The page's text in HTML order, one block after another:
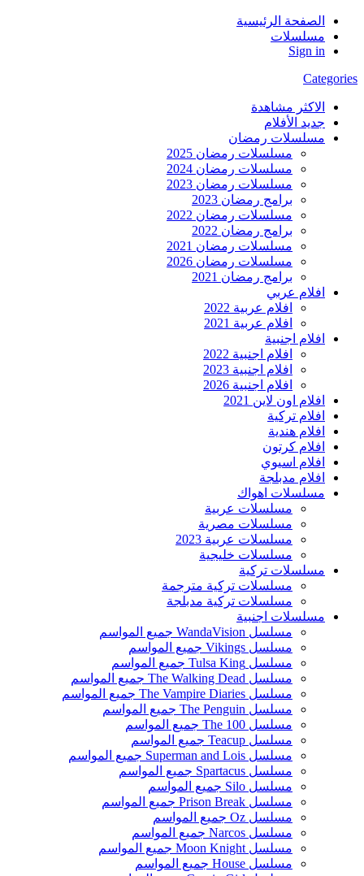
الصفحة الرئيسية
مسلسلات
Sign in
Categories
الاكثر مشاهدة
جديد الأفلام
مسلسلات رمضان
مسلسلات رمضان 2025
مسلسلات رمضان 2024
مسلسلات رمضان 2023
برامج رمضان 2023
مسلسلات رمضان 2022
برامج رمضان 2022
مسلسلات رمضان 2021
مسلسلات رمضان 2026
برامج رمضان 2021
افلام عربي
افلام عربية 2022
افلام عربية 2021
افلام اجنبية
افلام اجنبية 2022
افلام اجنبية 2023
افلام اجنبية 2026
افلام اون لاين 2021
افلام تركية
افلام هندية
افلام كرتون
افلام اسيوي
افلام مدبلجة
مسلسلات اهواك
مسلسلات عربية
مسلسلات مصرية
مسلسلات عربية 2023
مسلسلات خليجية
مسلسلات تركية
مسلسلات تركية مترجمة
مسلسلات تركية مدبلجة
مسلسلات اجنبية
مسلسل WandaVision جميع المواسم
مسلسل Vikings جميع المواسم
مسلسل Tulsa King جميع المواسم
مسلسل The Walking Dead جميع المواسم
مسلسل The Vampire Diaries جميع المواسم
مسلسل The Penguin جميع المواسم
مسلسل The 100 جميع المواسم
مسلسل Teacup جميع المواسم
مسلسل Superman and Lois جميع المواسم
مسلسل Spartacus جميع المواسم
مسلسل Silo جميع المواسم
مسلسل Prison Break جميع المواسم
مسلسل Oz جميع المواسم
مسلسل Narcos جميع المواسم
مسلسل Moon Knight جميع المواسم
مسلسل House جميع المواسم